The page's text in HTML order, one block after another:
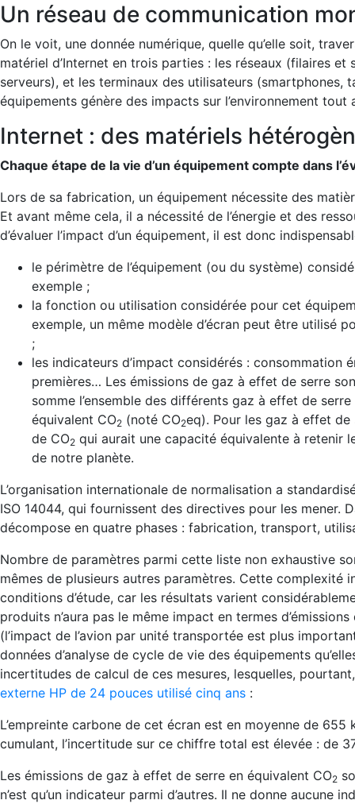
Un réseau de communication
On le voit, une donnée numérique, quelle qu’elle soit,
matériel d’Internet en trois parties : les réseaux (filaires
serveurs), et les terminaux des utilisateurs
équipements génère des impacts sur l’environnement tout
Internet : des matériels
Chaque étape de la vie d’un équipement compte dans
Lors de sa fabrication, un équipement nécessite des
Et avant même cela, il a nécessité de l’énergie et des
d’évaluer l’impact d’un équipement, il est donc
le périmètre de l’équipement (ou du système)
exemple ;
la fonction ou utilisation considérée pour cet
exemple, un même modèle d’écran peut être utilisé
;
les indicateurs d’impact considérés : consommation
premières… Les émissions de gaz à effet de serre
somme l’ensemble des différents gaz à effet de
équivalent CO2 (noté CO2eq). Pour les gaz à effet de
de CO2 qui aurait une capacité équivalente à retenir
de notre planète.
L’organisation internationale de normalisation a
ISO 14044, qui fournissent des directives pour les mener.
décompose en quatre phases : fabrication, transport,
Nombre de paramètres parmi cette liste non exhaustive
mêmes de plusieurs autres paramètres. Cette complexité
conditions d’étude, car les résultats varient
produits n’aura pas le même impact en termes
(l’impact de l’avion par unité transportée est plus
données d’analyse de cycle de vie des équipements
incertitudes de calcul de ces mesures, lesquelles,
externe HP de 24 pouces utilisé cinq ans :
L’empreinte carbone de cet écran est en moyenne de 655
cumulant, l’incertitude sur ce chiffre total est élevée : de
Les émissions de gaz à effet de serre en équivalent CO2
n’est qu’un indicateur parmi d’autres. Il ne donne aucune